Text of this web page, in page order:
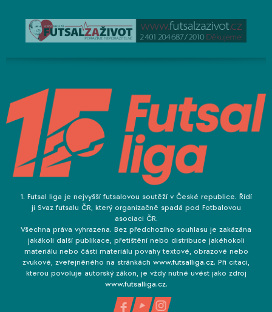
1. Futsal liga je nejvyšší futsalovou soutěží v České republice. Řídí
ji Svaz futsalu ČR, který organizačně spadá pod Fotbalovou
asociaci ČR.
Všechna práva vyhrazena. Bez předchozího souhlasu je zakázána
jakákoli další publikace, přetištění nebo distribuce jakéhokoli
materiálu nebo části materiálu povahy textové, obrazové nebo
zvukové, zveřejněného na stránkách www.futsalliga.cz. Při citaci,
kterou povoluje autorský zákon, je vždy nutné uvést jako zdroj
www.futsalliga.cz.